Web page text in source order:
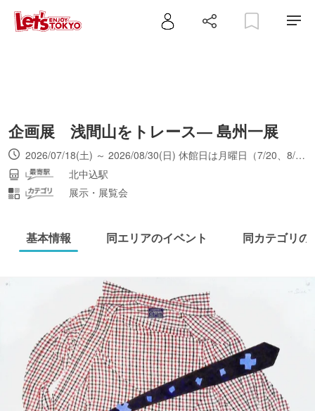
企画展 浅間山をトレース― 島州一展
2026/07/18(土) ～ 2026/08/30(日) 休館日は月曜日（7/20、8/10は開館）、7/21
北中込駅
展示・展覧会
基本情報 同エリアのイベント 同カテゴリの